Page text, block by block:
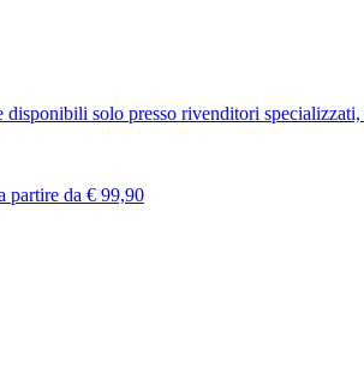
disponibili solo presso rivenditori
partire da € 99,90